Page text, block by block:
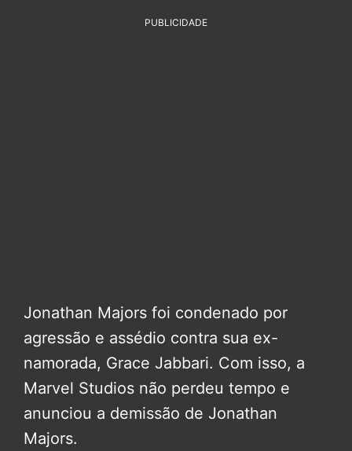
PUBLICIDADE
Jonathan Majors foi condenado por
agressão e assédio contra sua ex-
namorada, Grace Jabbari. Com isso, a
Marvel Studios não perdeu tempo e
anunciou a demissão de Jonathan
Majors.